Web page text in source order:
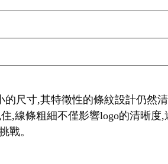
尺寸,其特徵性的條紋設計仍然
,線條粗細不僅影響logo的清晰
戰。